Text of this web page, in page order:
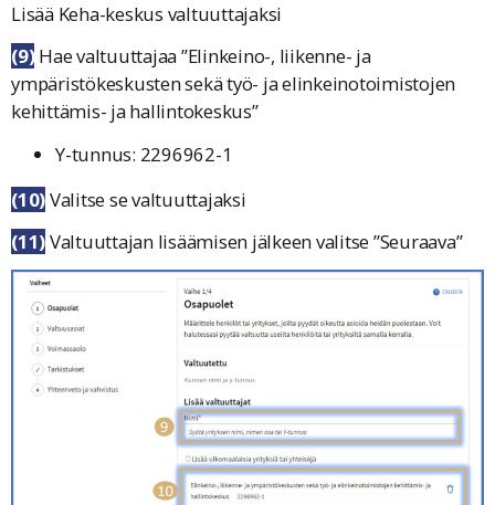
Lisää Keha-keskus valtuuttajaksi
(9) Hae valtuuttajaa ”Elinkeino-, liikenne- ja
ympäristökeskusten sekä työ- ja elinkeinotoimistojen
kehittämis- ja hallintokeskus”
Y-tunnus: 2296962-1
(10)Valitse se valtuuttajaksi
(11)Valtuuttajan lisäämisen jälkeen valitse ”Seuraava”